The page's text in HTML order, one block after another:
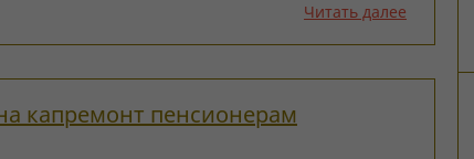
Читать далее
капремонт пенсионерам